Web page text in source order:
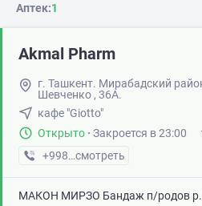
Аптек:1
Akmal Pharm
г. Ташкент. Мирабадский
Шевченко , 36А.
кафе "Giotto"
Открыто · Закроется в 23:00
+998 (99) XXX-XX-XX
смотреть
МАКОН МИРЗО Бандаж п/родов